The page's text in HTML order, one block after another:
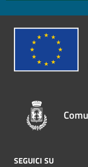
SEGUICI SU